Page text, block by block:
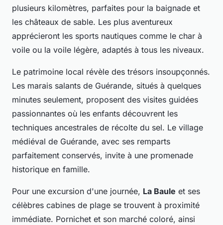
plusieurs kilomètres, parfaites pour la baignade et
les châteaux de sable. Les plus aventureux
apprécieront les sports nautiques comme le char à
voile ou la voile légère, adaptés à tous les niveaux.
Le patrimoine local révèle des trésors insoupçonnés.
Les marais salants de Guérande, situés à quelques
minutes seulement, proposent des visites guidées
passionnantes où les enfants découvrent les
techniques ancestrales de récolte du sel. Le village
médiéval de Guérande, avec ses remparts
parfaitement conservés, invite à une promenade
historique en famille.
Pour une excursion d'une journée, La Baule et ses
célèbres cabines de plage se trouvent à proximité
immédiate. Pornichet et son marché coloré, ainsi